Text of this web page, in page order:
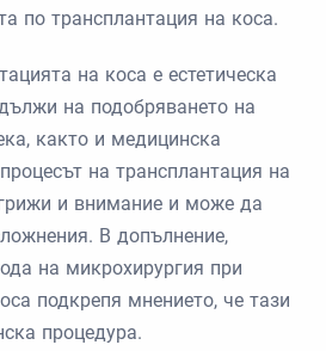
по трансплантация на коса.
на коса е естетическа
на подобряването на
както и медицинска
на трансплантация на
и внимание и може да
В допълнение,
на микрохирургия при
подкрепя мнението, че тази
процедура.